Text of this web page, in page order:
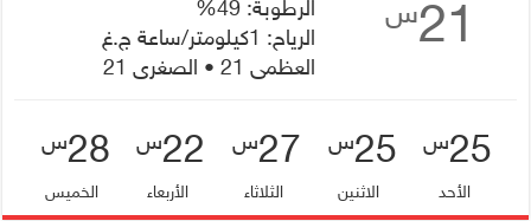
21س
الرطوبة: 49%
الرياح: 1كيلومتر/ساعة ج.غ
العظمى 21 • الصغرى 21
25س
الأحد
25س
الاثنين
27س
الثلاثاء
22س
الأربعاء
28س
الخميس